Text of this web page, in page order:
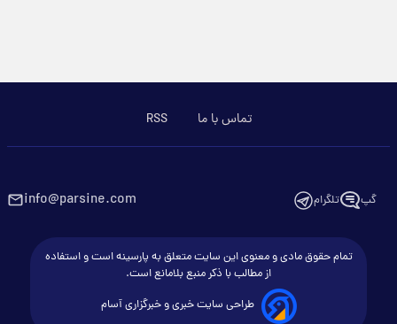
تماس با ما RSS
گپ تلگرام info@parsine.com
تمام حقوق مادی و معنوی این سایت متعلق به پارسینه است و استفاده
از مطالب با ذکر منبع بلامانع است.
طراحی سایت خبری و خبرگزاری آسام